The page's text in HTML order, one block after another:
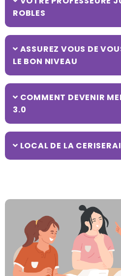
ROBLES
ASSUREZ VOUS DE
LE BON NIVEAU
COMMENT DEVENIR
3.0
LOCAL DE LA